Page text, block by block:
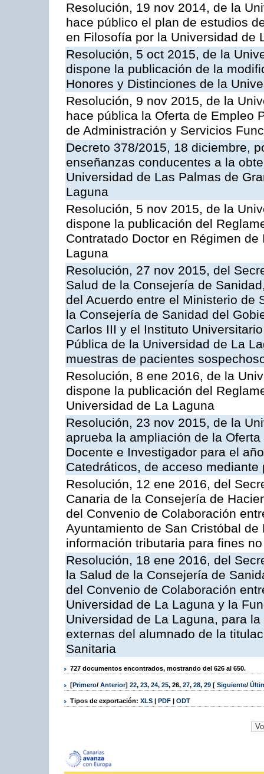
Resolución, 19 nov 2014, de la
hace público el plan de estudios
en Filosofía por la Universidad de
Resolución, 5 oct 2015, de la
dispone la publicación de la
Honores y Distinciones de la
Resolución, 9 nov 2015, de la
hace pública la Oferta de Empleo
de Administración y Servicios
Decreto 378/2015, 18 diciembre,
enseñanzas conducentes a la
Universidad de Las Palmas de
Laguna
Resolución, 5 nov 2015, de la
dispone la publicación del
Contratado Doctor en Régimen
Laguna
Resolución, 27 nov 2015, del
Salud de la Consejería de
del Acuerdo entre el Ministerio de
la Consejería de Sanidad del
Carlos III y el Instituto
Pública de la Universidad de La
muestras de pacientes
Resolución, 8 ene 2016, de la
dispone la publicación del
Universidad de La Laguna
Resolución, 23 nov 2015, de la
aprueba la ampliación de la
Docente e Investigador para el
Catedráticos, de acceso mediante
Resolución, 12 ene 2016, del
Canaria de la Consejería de
del Convenio de Colaboración
Ayuntamiento de San Cristóbal
información tributaria para fines
Resolución, 18 ene 2016, del
la Salud de la Consejería de
del Convenio de Colaboración
Universidad de La Laguna y la
Universidad de La Laguna, para
externas del alumnado de la
Sanitaria
727 documentos encontrados, mostrando del 626 al 650.
[Primero/ Anterior] 22, 23, 24, 25, 26, 27, 28, 29 [ Siguiente/
Tipos de exportación: XLS | PDF | ODT